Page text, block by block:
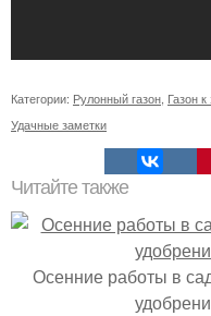
Категории: Рулонный газон Газон
Удачные заметки
Читайте также
Осенние работы в